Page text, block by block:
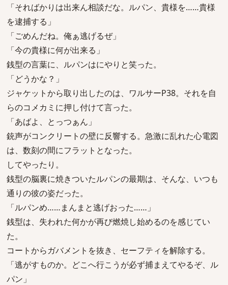
「そればかりは出来ん相談だな。ルパン、貴様を……貴様
を逮捕する」
「ごめんだね。俺ぁ逃げるぜ」
「今の貴様に何が出来る」
銭型の言葉に、ルパンはにやりと笑った。
「どうかな？」
ジャケットから取り出したのは、ワルサーP38。それを自
らのコメカミに押し付けて言った。
「あばよ、とっつぁん」
銃声がコンクリートの壁に反響する。急激に乱れた心電図
は、数刻の間にフラットとなった。
してやったり。
銭型の脳裏に焼きついたルパンの最期は、そんな、いつも
通りの彼の姿だった。
「ルパンめ……まんまと逃げおった……」
銭型は、失われた何かが再び燃焼し始めるのを感じてい
た。
コートからガバメントを抜き、セーフティを解除する。
「逃がすものか。どこへ行こうが必ず捕まえてやるぞ、ル
パン」